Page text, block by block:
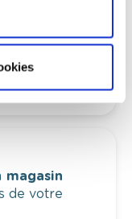
en fonction de
de vos
de votre